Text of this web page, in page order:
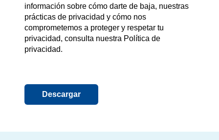
información sobre cómo darte de baja, nuestras
prácticas de privacidad y cómo nos
comprometemos a proteger y respetar tu
privacidad, consulta nuestra Política de
privacidad.
Descargar